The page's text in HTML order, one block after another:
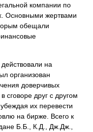
компании по
Основными жертвами
обещали
на
организован
доверчивых
сговоре друг с другом
их перевести
на бирже. Всего к
Б.Б., К.Д., Дж.Дж.,